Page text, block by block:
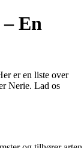
En
er en liste over
Nerie. Lad os